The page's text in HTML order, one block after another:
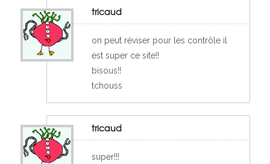
tricaud
on peut réviser pour les contrôle il
est super ce site!!
bisous!!
tchouss
tricaud
super!!!